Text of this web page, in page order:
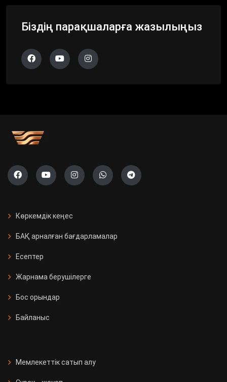
Біздің парақшаларға жазылыңыз
Көркемдік кеңес
БАҚ арналған бағдарламалар
Есептер
Жарнама берушілерге
Бос орындар
Байланыс
Мемлекеттік сатып алу